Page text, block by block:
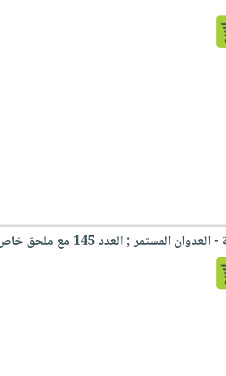
المستمر ; العدد 145 مع ملحق خاص